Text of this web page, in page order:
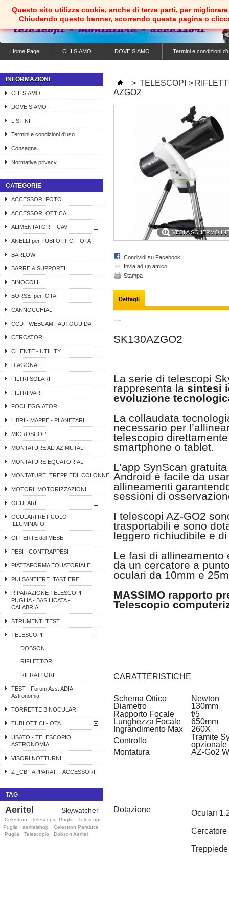
Home Page CHI SIAMO DOVE SIAMO Termini e condizioni
INFORMAZIONI
CHI SIAMO
DOVE SIAMO
LISTINI
Termini e condizioni d'uso
Consegna
Normativa privacy
CATEGORIE
ACCESSORI FOTO
ACCESSORI OTTICA
ALIMENTATORI - CAVI
ANELLI per TUBI OTTICI - OTA
BARLOW
BARRE & SUPPORTI
BINOCOLI
BORSE_per_OTA
CANNOCCHIALI
CCD - WEBCAM - AUTOGUIDA
CERCATORI
CLIENTE - UTILITY
DIAGONALI
FILTRI SOLARI
FILTRI VARI
FOCHEGGIATORI
LIBRI - MAPPE - PLANETARI
MICROSCOPI
MONTATURE ALTAZIMUTALI
MONTATURE EQUATORIALI
MONTATURE_TREPPIEDI_COLONNE
MOTORI_MOTORIZZAZIONI
OCULARI
OCULARI RETICOLO
ILLUMINATO
OFFERTE del MESE
PESI - CONTRAPPESI
PIATTAFORMA EQUATORIALE
PULSANTIERE_TASTIERE
RIPARAZIONE TELESCOPI
PUGLIA - BASILICATA -
CALABRIA
STRUMENTI TEST
TELESCOPI
DOBSON
RIFLETTORI
RIFRATTORI
TEST - Forum Ass. ADIA -
Astronomia
TORRETTE BINOCULARI
TUBI OTTICI - OTA
USATO - TELESCOPIO
ASTRONOMIA
VISORI NOTTURNI
Z _CB - APPARATI - ACCESSORI
TAG
Aeritel Skywatcher
Celestron Telescopio Puglia
Telescopi
Puglia
aeritelshop
Celestron Paraluce
Puglia
Telescopio Dobson Aeritel
> TELESCOPI >
AZGO2
VEDI A SCHERMO
Condividi su Facebook!
Invia ad un amico
Stampa
Dettagli
---
SK130AZGO2
La serie di telescopi
rappresenta la sintesi
evoluzione
La collaudata
necessario per
telescopio
smartphone o tablet.
L’app SynScan
Android è facile da
allineamenti
sessioni di
I telescopi AZ-GO2
trasportabili e sono
leggero richiudibile e
Le fasi di allineamento
da un cercatore a
oculari da 10mm e
MASSIMO rapporto
Telescopio
CARATTERISTICHE
Schema Ottico
Newton
Diametro
130mm
Rapporto Focale
f/5
Lunghezza Focale
650mm
Ingrandimento Max
260X
Controllo
Tramite
opzionale
Montatura
AZ-Go2
Dotazione Oculari
Cercatore
Questo sito utilizza cookie, anche di terze parti, per
Chiudendo questo banner, scorrendo questa pagina o